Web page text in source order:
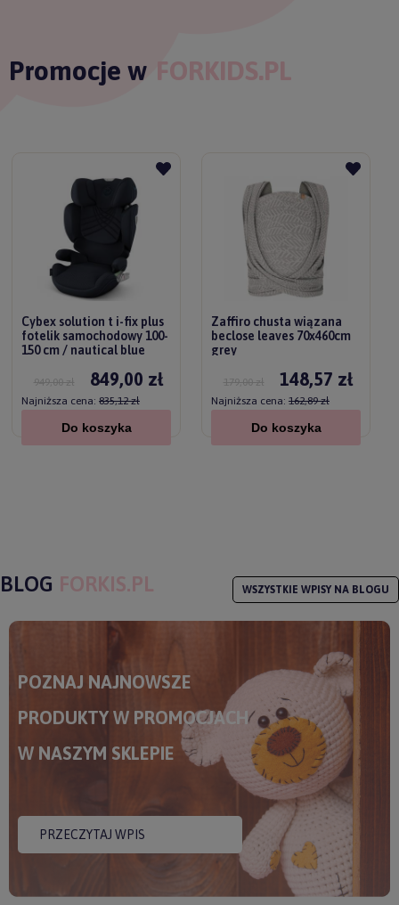
Promocje w FORKIDS.PL
Cybex solution t i-fix plus
fotelik samochodowy 100-
150 cm / nautical blue
849,00 zł
949,00 zł
Najniższa cena: 835,12 zł
Do koszyka
Zaffiro chusta wiązana
beclose leaves 70x460cm
grey
148,57 zł
179,00 zł
Najniższa cena: 162,89 zł
Do koszyka
BLOG FORKIS.PL WSZYSTKIE WPISY NA BLOGU
POZNAJ NAJNOWSZE
PRODUKTY W PROMOCJACH
W NASZYM SKLEPIE
PRZECZYTAJ WPIS